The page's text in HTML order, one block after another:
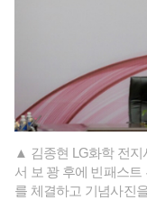
▲ 김종현 LG화학 전지
서 보 꽝 후에 빈패스
를 체결하고 기념사진